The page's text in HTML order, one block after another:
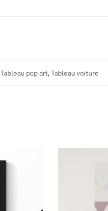
Tableau pop art, Tableau voiture